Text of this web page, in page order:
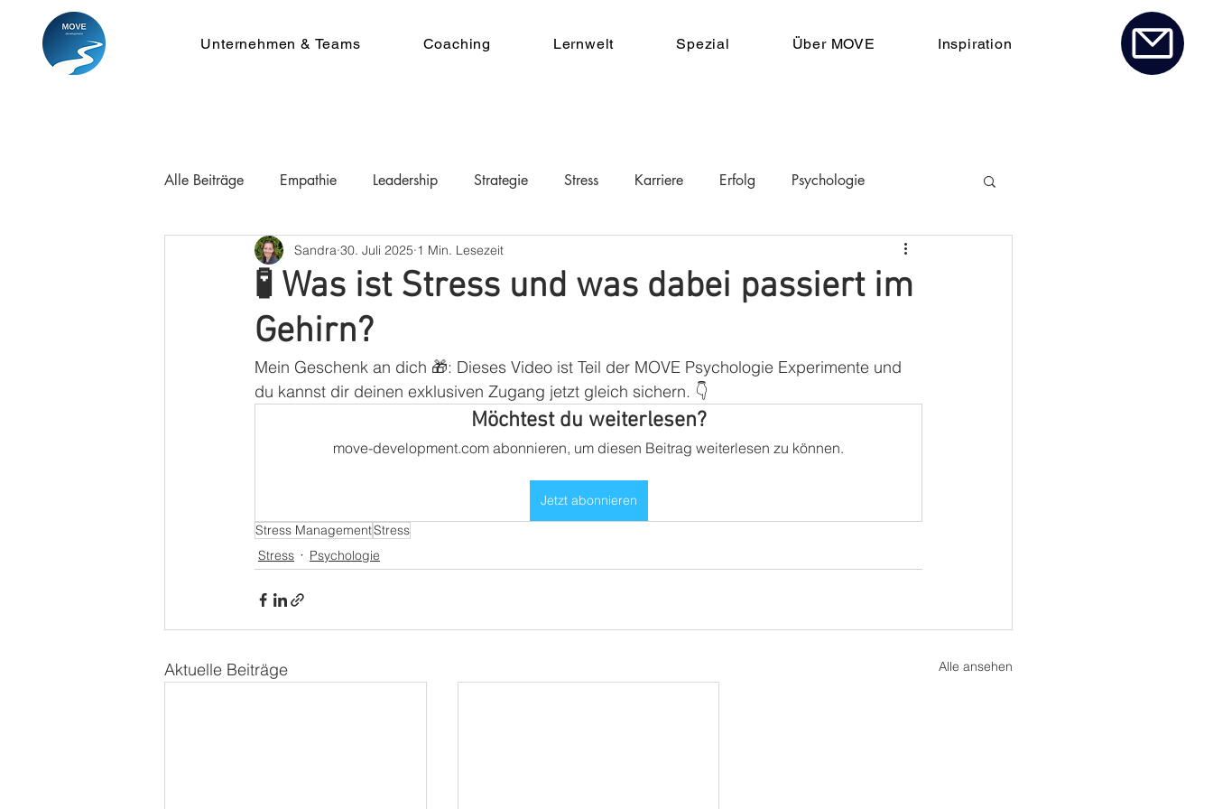
Unternehmen & Teams Coaching Lernwelt Spezial Über MOVE Inspiration
Alle Beiträge Empathie Leadership Strategie Stress Karriere Erfolg Psychologie
🧪 Was ist Stress und was dabei passiert im
Gehirn?
Sandra 30. Juli 2025 1 Min. Lesezeit
Mein Geschenk an dich 🎁: Dieses Video ist Teil der MOVE Psychologie Experimente und
du kannst dir deinen exklusiven Zugang jetzt gleich sichern. 👇
Möchtest du weiterlesen?
move-development.com abonnieren, um diesen Beitrag weiterlesen zu können.
Jetzt abonnieren
Stress ManagementStress
Stress
Psychologie
Aktuelle Beiträge Alle ansehen